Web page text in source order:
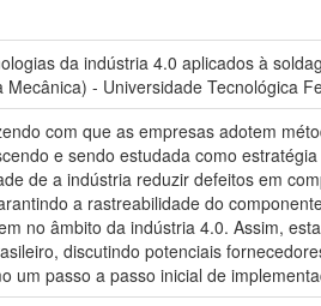
da indústria 4.0 aplicados à
- Universidade Tecnológica
com que as empresas adotem
e sendo estudada como
de a indústria reduzir defeitos em
a rastreabilidade do
no âmbito da indústria 4.0. Assim,
discutindo potenciais
um passo a passo inicial de